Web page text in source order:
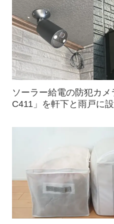
ソーラー給電の防犯カメ
C411」を軒下と雨戸に